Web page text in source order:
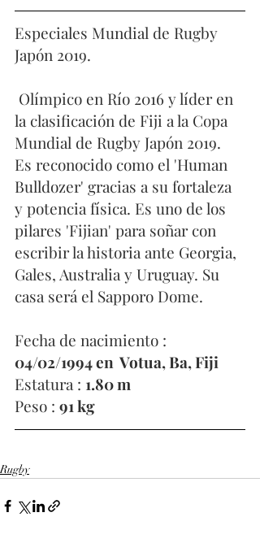
Especiales Mundial de Rugby
Japón 2019.
la clasificación de Fiji a la Copa
Mundial de Rugby Japón 2019.
Es reconocido como el 'Human
Bulldozer' gracias a su fortaleza
y potencia física. Es uno de los
pilares 'Fijian' para soñar con
escribir la historia ante Georgia,
Gales, Australia y Uruguay. Su
casa será el Sapporo Dome.
Fecha de nacimiento :
04/02/1994 en  Votua, Ba, Fiji
Estatura : 1.80 m
Peso : 91 kg
Rugby